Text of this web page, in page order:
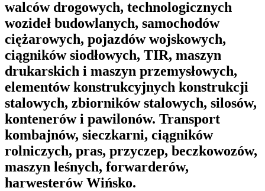
walców drogowych, technologicznych
wozideł budowlanych, samochodów
ciężarowych, pojazdów wojskowych,
ciągników siodłowych, TIR, maszyn
drukarskich i maszyn przemysłowych,
elementów konstrukcyjnych konstrukcji
stalowych, zbiorników stalowych, silosów,
kontenerów i pawilonów. Transport
kombajnów, sieczkarni, ciągników
rolniczych, pras, przyczep, beczkowozów,
maszyn leśnych, forwarderów,
harwesterów Wińsko.